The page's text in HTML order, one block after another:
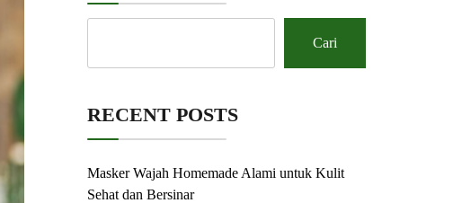
Cari
RECENT POSTS
Masker Wajah Homemade Alami untuk Kulit
Sehat dan Bersinar